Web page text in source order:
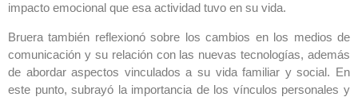
impacto emocional que esa actividad tuvo en su vida.
Bruera también reflexionó sobre los cambios en los medios de
comunicación y su relación con las nuevas tecnologías, además
de abordar aspectos vinculados a su vida familiar y social. En
este punto, subrayó la importancia de los vínculos personales y